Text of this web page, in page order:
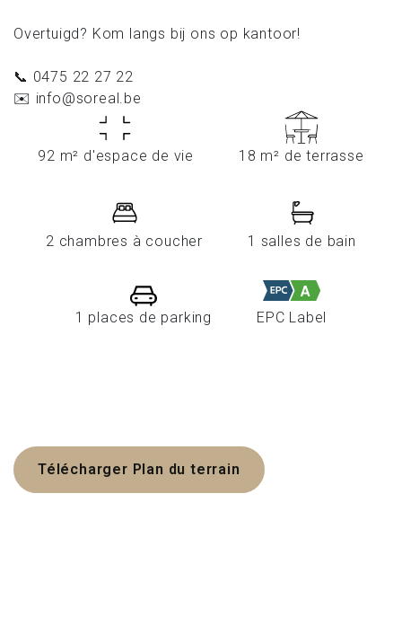
Overtuigd? Kom langs bij ons op kantoor!
📞 0475 22 27 22
✉️ info@soreal.be
92 m² d'espace de vie 18 m² de terrasse
2 chambres à coucher 1 salles de bain
1 places de parking EPC Label
Télécharger Plan du terrain